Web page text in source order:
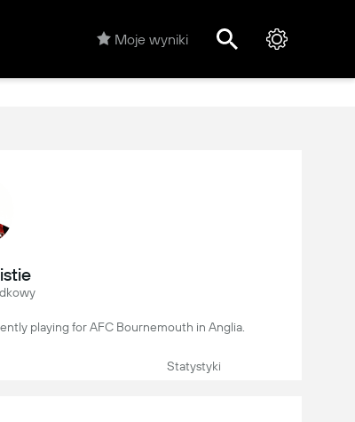
Moje wyniki
playing for AFC Bournemouth in Anglia.
Statystyki